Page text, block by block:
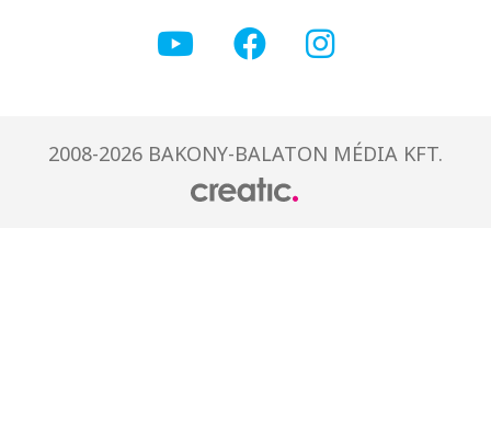
2008-2026 BAKONY-BALATON MÉDIA KFT.